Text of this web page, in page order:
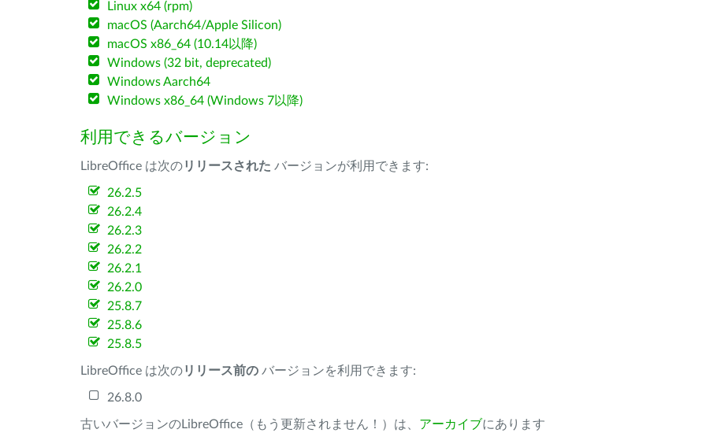
Linux x64 (rpm)
macOS (Aarch64/Apple Silicon)
macOS x86_64 (10.14以降)
Windows (32 bit, deprecated)
Windows Aarch64
Windows x86_64 (Windows 7以降)
利用できるバージョン
LibreOffice は次のリリースされた バージョンが利用できます:
26.2.5
26.2.4
26.2.3
26.2.2
26.2.1
26.2.0
25.8.7
25.8.6
25.8.5
LibreOffice は次のリリース前の バージョンを利用できます:
26.8.0
古いバージョンのLibreOffice（もう更新されません！）は、 アーカイブにあります